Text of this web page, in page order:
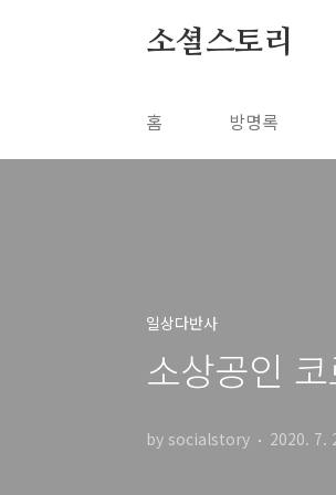
소셜스토리
홈 방명록
일상다반사
소상공인
by socialstory 2020. 7.